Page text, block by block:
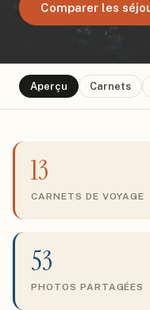
Comparer les
Aperçu Carnets
13
CARNETS DE VOYAGE
53
PHOTOS PARTAGÉES